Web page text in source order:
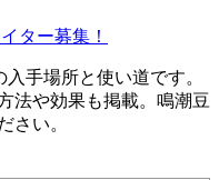
ター募集！
手場所と使い道です。
法や効果も掲載。鳴潮豆
さい。